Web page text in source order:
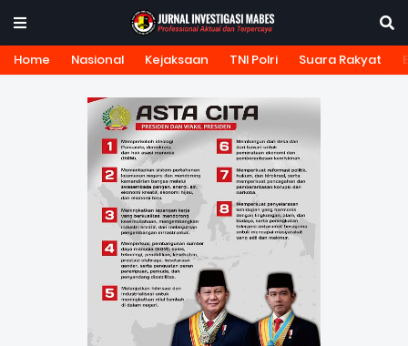
Home Nasional Kejaksaan TNI Polri Suara Rakyat